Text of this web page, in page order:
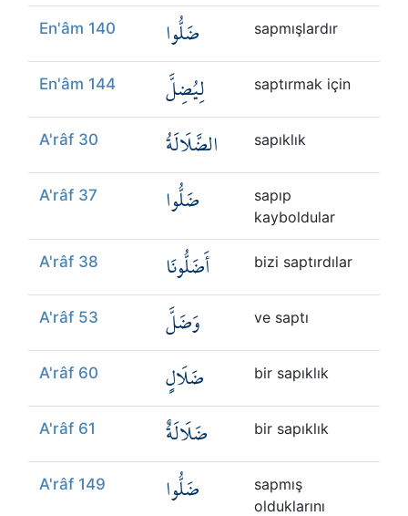
En'âm 140 ضَلُّوا sapmışlardır
En'âm 144 لِيُضِلَّ saptırmak için
A'râf 30 الضَّلَالَةُ sapıklık
A'râf 37 ضَلُّوا
sapıp
kayboldular
A'râf 38 أَضَلُّونَا bizi saptırdılar
A'râf 53 وَضَلَّ ve saptı
A'râf 60 ضَلَالٍ bir sapıklık
A'râf 61 ضَلَالَةٌ bir sapıklık
A'râf 149 ضَلُّوا
sapmış
olduklarını